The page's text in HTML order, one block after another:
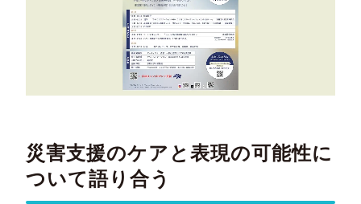
災害支援のケアと表現の可能性に
ついて語り合う